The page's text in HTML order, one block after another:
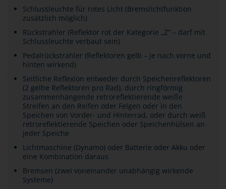
Schlussleuchte für rotes Licht (Bremslichtfunktion
zusätzlich möglich)
Rückstrahler (Reflektor rot der Kategorie „Z“ – darf mit
Schlussleuchte verbaut sein)
Pedalrückstrahler (Reflektoren gelb – je nach vorne und
hinten wirkend)
Seitliche Reflexion entweder durch Speichenreflektoren
(2 gelbe Reflektoren pro Rad), durch ringförmig
zusammenhängende retroreflektierende weiße
Streifen an den Reifen oder Felgen oder in den
Speichen von Vorder- und Hinterrad, oder durch weiß
retroreflektierende Speichen oder Speichenhülsen an
jeder Speiche
Lichtmaschine (Dynamo) oder Batterie oder Akku oder
eine Kombination daraus
Bremsen (zwei voneinander unabhängig wirkende
Systeme)